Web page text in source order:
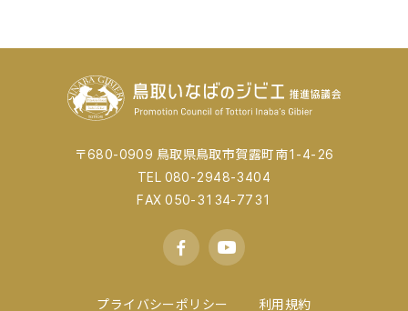
〒680-0909 鳥取県鳥取市賀露町南1-4-26
TEL 080-2948-3404
FAX 050-3134-7731
プライバシーポリシー 利用規約